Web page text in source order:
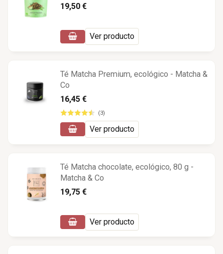
19,50 €
Ver producto
Té Matcha Premium, ecológico - Matcha &
Co
16,45 €
(3)
Ver producto
Té Matcha chocolate, ecológico, 80 g -
Matcha & Co
19,75 €
Ver producto